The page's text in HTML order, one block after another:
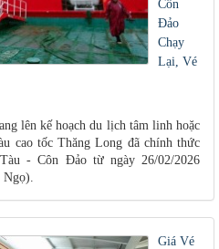
Côn
Đảo
Chạy
Lại, Vé
lên kế hoạch du lịch tâm linh hoặc
cao tốc Thăng Long đã chính thức
- Côn Đảo từ ngày 26/02/2026
Giá Vé